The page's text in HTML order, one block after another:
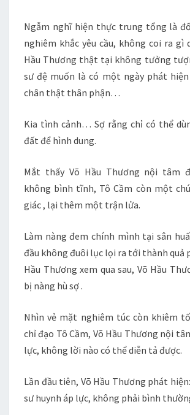
Ngẫm nghĩ hiện thực trung tổng là
nghiêm khắc yêu cầu, không coi ra gì
Hầu Thương thật tại không tưởng
sư đệ muốn là có một ngày phát
chân thật thân phận…
Kia tình cảnh… Sợ rằng chỉ có thể
đất để hình dung.
Mắt thấy Võ Hầu Thương nội tâm
không bình tĩnh, Tô Cầm còn một
giác , lại thêm một trận lửa.
Làm nàng đem chính mình tại sân
đầu không đuôi lục lọi ra tới thành quả
Hầu Thương xem qua sau, Võ Hầu
bị nàng hù sợ .
Nhìn vẻ mặt nghiêm túc còn khiêm
chỉ đạo Tô Cầm, Võ Hầu Thương nội
lực, không lời nào có thể diễn tả được.
Lần đầu tiên, Võ Hầu Thương phát
sư huynh áp lực, không phải bình